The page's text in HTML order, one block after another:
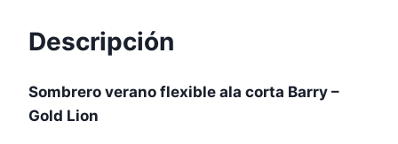
Descripción
Sombrero verano flexible ala corta Barry –
Gold Lion